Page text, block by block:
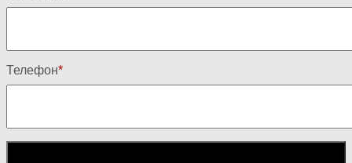
Телефон*